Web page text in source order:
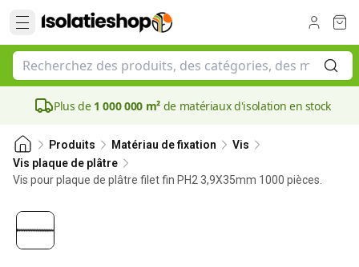
Plus de 1 000 000 m²de matériaux d'isolation en stock
Produits Matériau de fixation
Vis
Vis plaque de plâtre
Vis pour plaque de plâtre filet fin PH2 3,9X35mm 1000 pièces.